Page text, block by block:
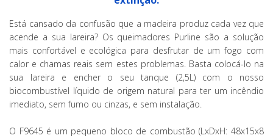
Está cansado da confusão que a madeira produz cada vez que
acende a sua lareira? Os queimadores Purline são a solução
mais confortável e ecológica para desfrutar de um fogo com
calor e chamas reais sem estes problemas. Basta colocá-lo na
sua lareira e encher o seu tanque (2,5L) com o nosso
biocombustível líquido de origem natural para ter um incêndio
imediato, sem fumo ou cinzas, e sem instalação.
O F9645 é um pequeno bloco de combustão (LxDxH: 48x15x8